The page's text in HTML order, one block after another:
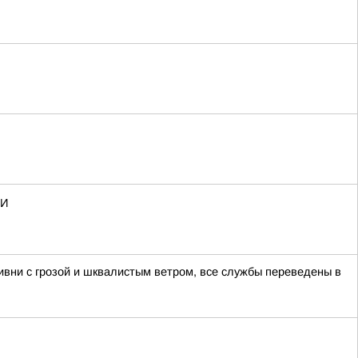
с грозой и шквалистым ветром, все службы переведены в